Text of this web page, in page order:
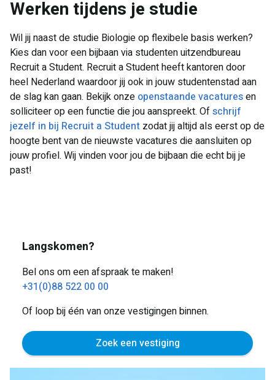
​Werken tijdens je studie
Wil jij naast de studie Biologie op flexibele basis werken?
Kies dan voor een bijbaan via studenten uitzendbureau
Recruit a Student. Recruit a Student heeft kantoren door
heel Nederland waardoor jij ook in jouw studentenstad aan
de slag kan gaan. Bekijk onze openstaande vacaturesen
solliciteer op een functie die jou aanspreekt. Ofschrijf
jezelf in bij Recruit a Student zodat jij altijd als eerst op de
hoogte bent van de nieuwste vacatures die aansluiten op
jouw profiel. Wij vinden voor jou de bijbaan die echt bij je
past!
Langskomen?
Bel ons om een afspraak te maken!
+31(0)88 522 00 00
Of loop bij één van onze vestigingen binnen.
Zoek een vestiging